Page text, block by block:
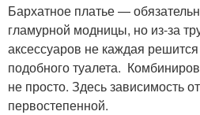
Бархатное платье —
гламурной модницы, но из-за
аксессуаров не каждая
подобного туалета.
не просто. Здесь зависимость
первостепенной.